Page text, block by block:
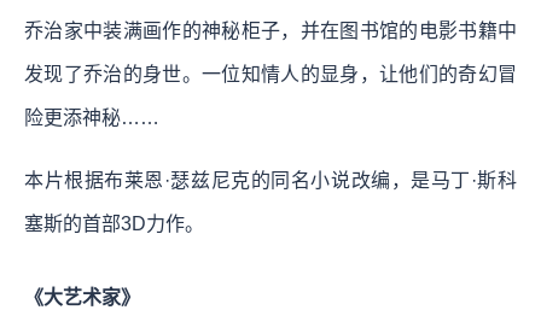
乔治家中装满画作的神秘柜子，并在图书馆的电影书籍中
发现了乔治的身世。一位知情人的显身，让他们的奇幻冒
险更添神秘……
本片根据布莱恩·瑟兹尼克的同名小说改编，是马丁·斯科
塞斯的首部3D力作。
《大艺术家》